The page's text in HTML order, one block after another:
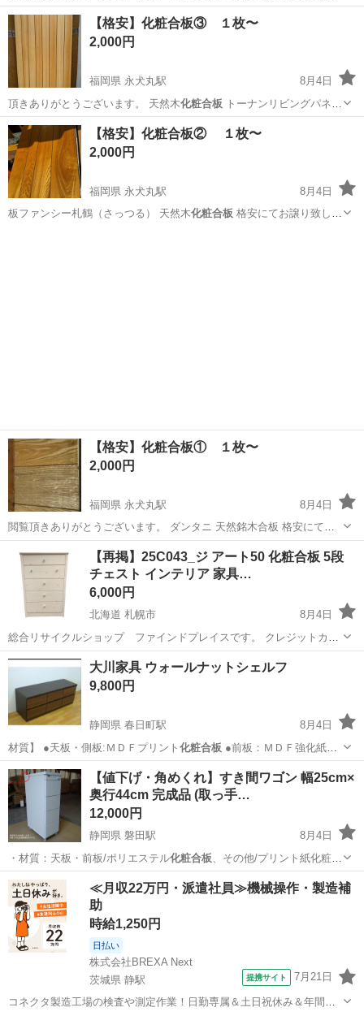
す。 ［サイ…
福岡 北九州市 永犬丸駅 カーペット/マット/ラグ
化粧合板
【格安】化粧合板③ １枚〜
2,000円
福岡県 永犬丸駅
8月4日
頂きありがとうございます。 天然木化粧合板 トーナンリビングパネル
格安にて…
福岡 北九州市 永犬丸駅 カーペット/マット/ラグ
化粧合板
【格安】化粧合板② １枚〜
2,000円
福岡県 永犬丸駅
8月4日
板ファンシー札鶴（さっつる） 天然木化粧合板
【格安】化粧合板① １枚〜
2,000円
福岡県 永犬丸駅
8月4日
閲覧頂きありがとうございます。 ダンタニ 天然銘木合板 格安にてお
譲り致します。 ［サイズ］ ・4×610×2430（mm） ネット検索で
は4,800円（/1枚）です。 本投稿は1本2,000円です。（バラ売り）...
北九州市 永犬丸駅 化粧合板
【再掲】25C043_ジ アート50 化粧合板 5段
チェスト インテリア 家具…
6,000円
北海道 札幌市
8月4日
総合リサイクルショップ ファインドプレイスです。 クレジットカー
ド決済、メルペイ対応！ ------------------------------------------------------------- ■
商品...
北海道 札幌市 収納家具 ファインドプレイス
大川家具 ウォールナットシェルフ
9,800円
静岡県 春日町駅
8月4日
材質】 ●天板・側板:ＭＤＦプリント 化粧合板 ●前板：ＭＤＦ強化紙貼
15mm ●…
静岡 静岡市 春日町駅 ベッド 側板
【値下げ・角めくれ】すき間ワゴン 幅25cm×
奥行44cm 完成品 (取っ手…
12,000円
静岡県 磐田駅
8月4日
・材質：天板・前板/ポリエステル化粧合板 、その他/プリント紙化粧繊
維板 ・…
静岡 磐田市 磐田駅 収納家具 ワゴン
≪月収22万円・派遣社員≫機械操作・製造補
助
時給1,250円
日払い
株式会社BREXA Next
茨城県 静駅
提携サイト 7月21日
コネクタ製造工場の検査や測定作業！日勤専属＆土日祝休み＆年間休